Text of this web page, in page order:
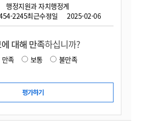
행정지원과 자치행정계
2245최근수정일 2025-02-06
대해 만족하십니까?
만족 보통
불만족